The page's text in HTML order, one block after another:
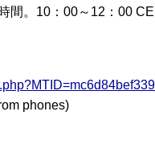
間。10：00～12：00
phones)